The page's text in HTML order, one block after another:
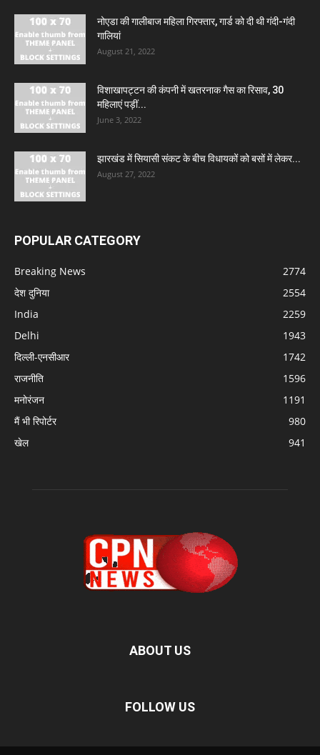
नोएडा की गालीबाज महिला गिरफ्तार, गार्ड को दी थी गंदी-गंदी
गालियां
August 21, 2022
विशाखापट्टन की कंपनी में खतरनाक गैस का रिसाव, 30
महिलाएं पड़ीं...
June 3, 2022
झारखंड में सियासी संकट के बीच विधायकों को बसों में लेकर...
August 27, 2022
POPULAR CATEGORY
Breaking News
2774
देश दुनिया
2554
India
2259
Delhi
1943
दिल्ली-एनसीआर
1742
राजनीति
1596
मनोरंजन
1191
मैं भी रिपोर्टर
980
खेल
941
ABOUT US
FOLLOW US